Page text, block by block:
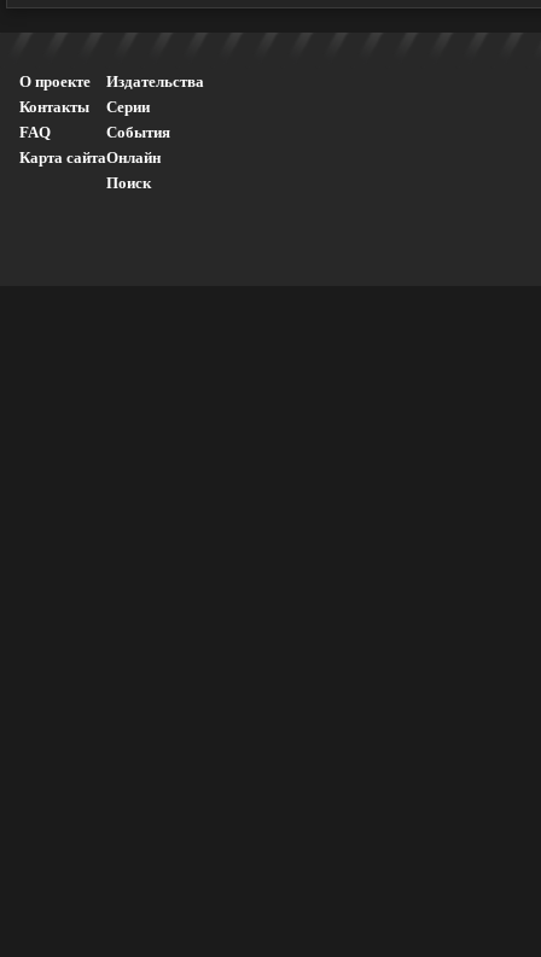
О проекте
Контакты
FAQ
Карта сайта
Издательства
Серии
События
Онлайн
Поиск